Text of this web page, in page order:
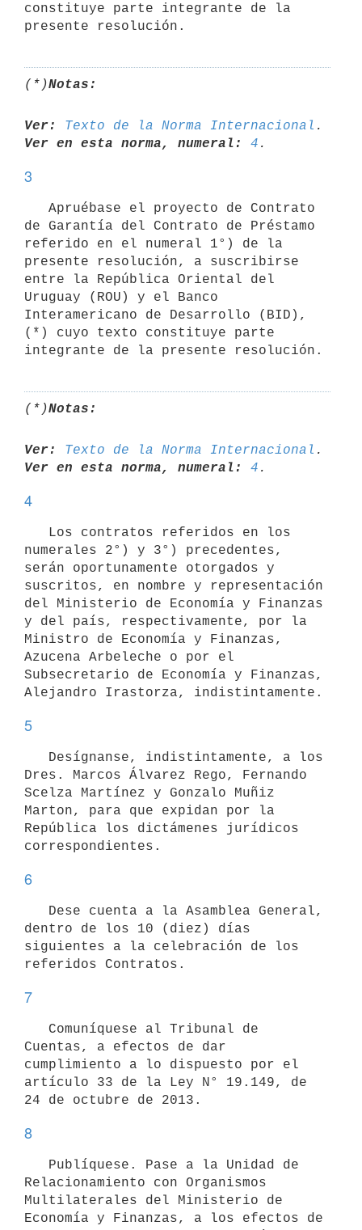
constituye parte integrante de la
presente resolución.
(*)Notas:
Ver: Texto de la Norma Internacional
Ver en esta norma, numeral:
4
3
de Garantía del Contrato de Préstamo
referido en el numeral 1°) de la
presente resolución, a suscribirse
entre la República Oriental del
Uruguay (ROU) y el Banco
Interamericano de Desarrollo (BID),
(*) cuyo texto constituye parte
integrante de la presente resolución.
(*)Notas:
Ver: Texto de la Norma Internacional
Ver en esta norma, numeral:
4
4
numerales 2°) y 3°) precedentes,
serán oportunamente otorgados y
suscritos, en nombre y representación
del Ministerio de Economía y Finanzas
y del país, respectivamente, por la
Ministro de Economía y Finanzas,
Azucena Arbeleche o por el
Subsecretario de Economía y Finanzas,
5
Dres. Marcos Álvarez Rego, Fernando
Scelza Martínez y Gonzalo Muñiz
Marton, para que expidan por la
República los dictámenes jurídicos
6
dentro de los 10 (diez) días
siguientes a la celebración de los
7
Cuentas, a efectos de dar
cumplimiento a lo dispuesto por el
artículo 33 de la Ley N° 19.149, de
8
Relacionamiento con Organismos
Multilaterales del Ministerio de
Economía y Finanzas, a los efectos de